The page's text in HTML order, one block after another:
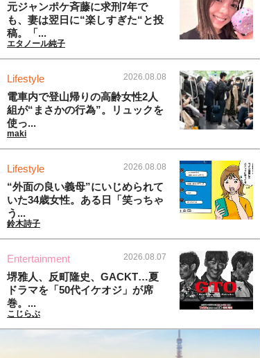
元ジャンポケ斉藤に求刑7年で
も、妻は翌日に“楽しすぎた“と投
稿。「...
エタノール純子
Lifestyle 2026.08.08
電車内で登山帰りの高齢女性2人
組が“まさかの行為”。リュックを
使っ...
maki
Lifestyle 2026.08.08
“外面の良い義母”にいじめられて
いた34歳女性。ある日「笑っちゃ
う...
鈴木詩子
Entertainment 2026.08.07
堺雅人、反町隆史、GACKT…夏
ドラマを「50代イケオジ」が席
巻。...
こじらぶ